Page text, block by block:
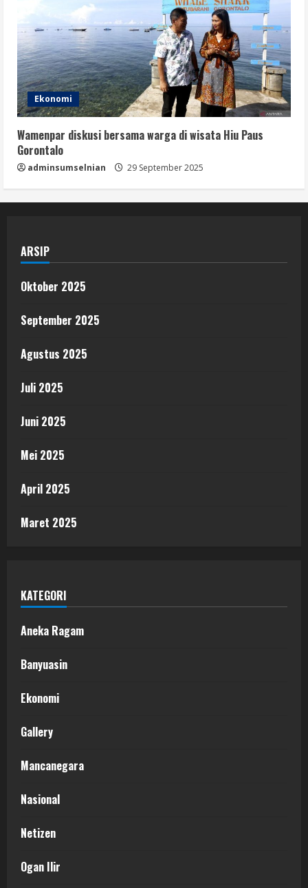
Ekonomi
Wamenpar diskusi bersama warga di wisata Hiu Paus
Gorontalo
adminsumselnian 29 September 2025
ARSIP
Oktober 2025
September 2025
Agustus 2025
Juli 2025
Juni 2025
Mei 2025
April 2025
Maret 2025
KATEGORI
Aneka Ragam
Banyuasin
Ekonomi
Gallery
Mancanegara
Nasional
Netizen
Ogan Ilir